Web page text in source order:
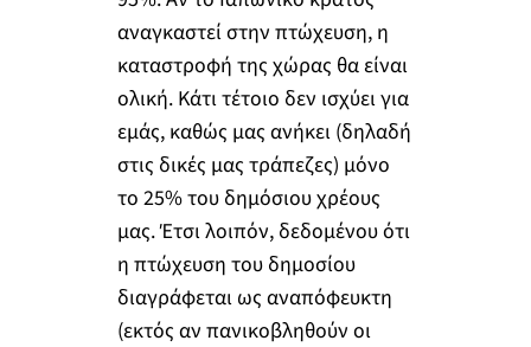
αναγκαστεί στην πτώχευση, η
καταστροφή της χώρας θα είναι
ολική. Κάτι τέτοιο δεν ισχύει για
εμάς, καθώς μας ανήκει (δηλαδή
στις δικές μας τράπεζες) μόνο
το 25% του δημόσιου χρέους
μας. Έτσι λοιπόν, δεδομένου ότι
η πτώχευση του δημοσίου
διαγράφεται ως αναπόφευκτη
(εκτός αν πανικοβληθούν οι